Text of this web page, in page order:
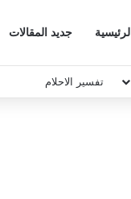
الرئيسية جديد المقالات
تفسير الاحلام